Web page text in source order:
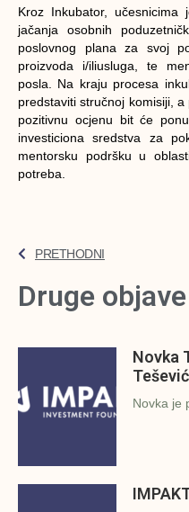
Kroz Inkubator,
jačanja osobnih
poslovnog plana za svoj
proizvoda i/iliusluga, te
posla. Na kraju procesa
predstaviti stručnoj komisiji,
pozitivnu ocjenu bit će
investiciona sredstva za
mentorsku podršku u
potreba.
PRETHODNI
Druge
Novka
Tešević
Novka je